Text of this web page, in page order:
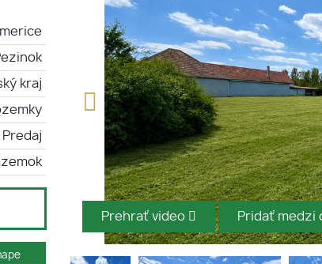
kraj
Predaj
Prehrať video Pridať